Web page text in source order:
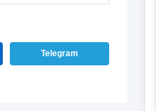
Telegram